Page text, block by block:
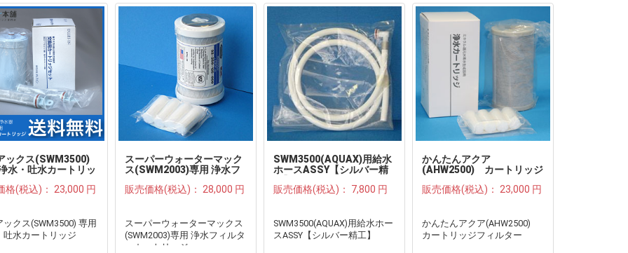
ックス(SWM3500)
水・吐水カートリッ
格(税込)： 23,000 円
ックス(SWM3500) 専用
吐水カートリッジ
スーパーウォーターマック
ス(SWM2003)専用 浄水フ
販売価格(税込)： 28,000 円
スーパーウォーターマックス
(SWM2003)専用 浄水フィルタ
ーカートリッジ
SWM3500(AQUAX)用給水
ホースASSY【シルバー精
販売価格(税込)： 7,800 円
SWM3500(AQUAX)用給水ホー
スASSY【シルバー精工】
かんたんアクア
(AHW2500) カートリッジ
販売価格(税込)： 23,000 円
かんたんアクア(AHW2500)
カートリッジフィルター